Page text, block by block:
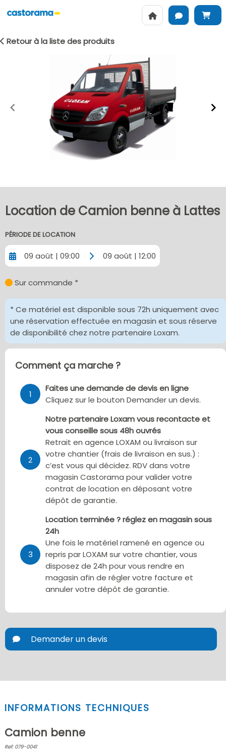
Retour à la liste des produits
Location de Camion benne à Lattes
PÉRIODE DE LOCATION
09 août | 09:00 09 août | 12:00
Sur commande *
* Ce matériel est disponible sous 72h uniquement avec
une réservation effectuée en magasin et sous réserve
de disponibilité chez notre partenaire Loxam.
Comment ça marche ?
1
Faites une demande de devis en ligne
Cliquez sur le bouton Demander un devis.
2
Notre partenaire Loxam vous recontacte et
vous conseille sous 48h ouvrés
Retrait en agence LOXAM ou livraison sur
votre chantier (frais de livraison en sus.) :
c’est vous qui décidez. RDV dans votre
magasin Castorama pour valider votre
contrat de location en déposant votre
dépôt de garantie.
3
Location terminée ? réglez en magasin sous
24h
Une fois le matériel ramené en agence ou
repris par LOXAM sur votre chantier, vous
disposez de 24h pour vous rendre en
magasin afin de régler votre facture et
annuler votre dépôt de garantie.
Demander un devis
INFORMATIONS TECHNIQUES
Camion benne
Ref: 079-0041